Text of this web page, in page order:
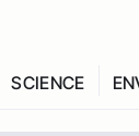
SCIENCE